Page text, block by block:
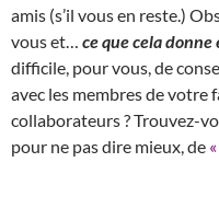
amis (s’il vous en reste.)
vous et… ce que cela
difficile, pour vous, de
avec les membres de votre
collaborateurs ? Trouvez-
pour ne pas dire mieux, de «